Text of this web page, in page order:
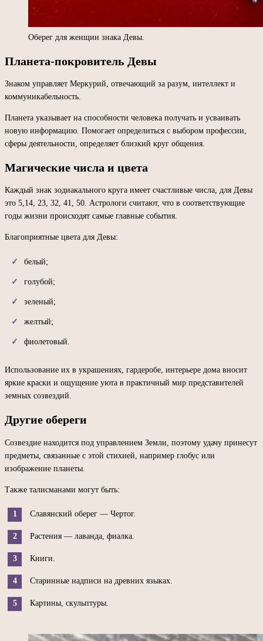
Оберег для женщин знака Девы.
Планета-покровитель Девы
Знаком управляет Меркурий, отвечающий за разум, интеллект и
коммуникабельность.
Планета указывает на способности человека получать и усваивать
новую информацию. Помогает определиться с выбором профессии,
сферы деятельности, определяет близкий круг общения.
Магические числа и цвета
Каждый знак зодиакального круга имеет счастливые числа, для Девы
это 5,14, 23, 32, 41, 50. Астрологи считают, что в соответствующие
годы жизни происходят самые главные события.
Благоприятные цвета для Девы:
белый;
голубой;
зеленый;
желтый;
фиолетовый.
Использование их в украшениях, гардеробе, интерьере дома вносит
яркие краски и ощущение уюта в практичный мир представителей
земных созвездий.
Другие обереги
Созвездие находится под управлением Земли, поэтому удачу принесут
предметы, связанные с этой стихией, например глобус или
изображение планеты.
Также талисманами могут быть:
Славянский оберег — Чертог.
Растения — лаванда, фиалка.
Книги.
Старинные надписи на древних языках.
Картины, скульптуры.